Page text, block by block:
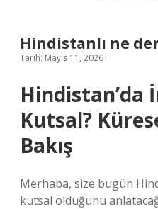
Hindistanlı ne
Tarih: Mayıs 11, 2026
Hindistan’da
Kutsal?
Bakış
Merhaba, size bugün
kutsal olduğunu